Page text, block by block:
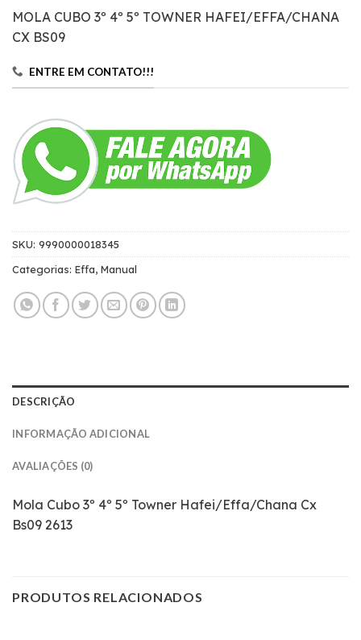
MOLA CUBO 3º 4º 5º TOWNER HAFEI/EFFA/CHANA
CX BS09
ENTRE EM CONTATO!!!
SKU: 9990000018345
Categorias: Effa, Manual
DESCRIÇÃO
INFORMAÇÃO ADICIONAL
AVALIAÇÕES (0)
Mola Cubo 3º 4º 5º Towner Hafei/Effa/Chana Cx
Bs09 2613
PRODUTOS RELACIONADOS